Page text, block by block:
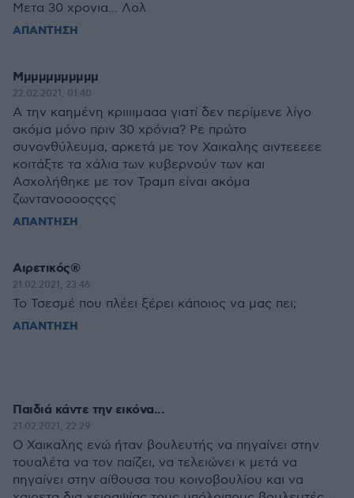
Μετα 30 χρονια... Λολ
ΑΠΑΝΤΗΣΗ
Μμμμμμμμμμμ
22.02.2021, 01:40
Α την καημένη κριιιιμααα γιατί δεν περίμενε λίγο
ακόμα μόνο πριν 30 χρόνια? Ρε πρώτο
συνονθύλευμα, αρκετά με τον Χαικαλης αιντεεεεε
κοιτάξτε τα χάλια των κυβερνούν των και
Ασχολήθηκε με τον Τραμπ είναι ακόμα
ζωντανοοοοςςςς
ΑΠΑΝΤΗΣΗ
Αιρετικός®
21.02.2021, 23:46
Το Τσεσμέ που πλέει ξέρει κάποιος να μας πει;
ΑΠΑΝΤΗΣΗ
Παιδιά κάντε την εικόνα...
21.02.2021, 22:29
Ο Χαικαλης ενώ ήταν βουλευτής να πηγαίνει στην
τουαλέτα να τον παίζει, να τελειώνει κ μετά να
πηγαίνει στην αίθουσα του κοινοβουλίου και να